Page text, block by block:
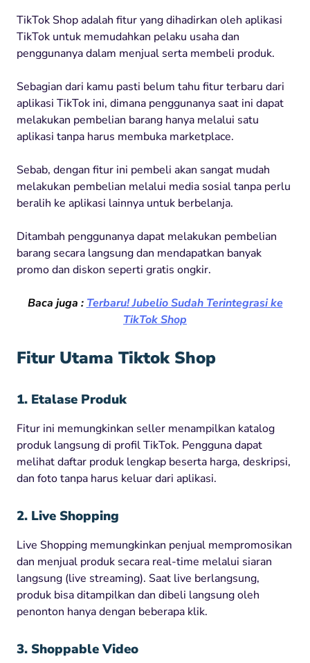
TikTok Shop adalah fitur yang dihadirkan oleh aplikasi
TikTok untuk memudahkan pelaku usaha dan
penggunanya dalam menjual serta membeli produk.
Sebagian dari kamu pasti belum tahu fitur terbaru dari
aplikasi TikTok ini, dimana penggunanya saat ini dapat
melakukan pembelian barang hanya melalui satu
aplikasi tanpa harus membuka marketplace.
Sebab, dengan fitur ini pembeli akan sangat mudah
melakukan pembelian melalui media sosial tanpa perlu
beralih ke aplikasi lainnya untuk berbelanja.
Ditambah penggunanya dapat melakukan pembelian
barang secara langsung dan mendapatkan banyak
promo dan diskon seperti gratis ongkir.
Baca juga : Terbaru! Jubelio Sudah Terintegrasi ke
TikTok Shop
Fitur Utama Tiktok Shop
1. Etalase Produk
Fitur ini memungkinkan seller menampilkan katalog
produk langsung di profil TikTok. Pengguna dapat
melihat daftar produk lengkap beserta harga, deskripsi,
dan foto tanpa harus keluar dari aplikasi.
2. Live Shopping
Live Shopping memungkinkan penjual mempromosikan
dan menjual produk secara real-time melalui siaran
langsung (live streaming). Saat live berlangsung,
produk bisa ditampilkan dan dibeli langsung oleh
penonton hanya dengan beberapa klik.
3. Shoppable Video